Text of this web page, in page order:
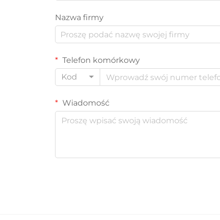
Nazwa firmy
Telefon komórkowy
Kod
Wiadomość